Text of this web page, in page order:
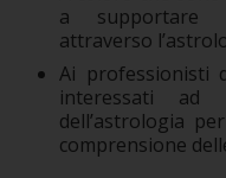
a supportare
attraverso
Ai professionisti
interessati ad
dell’astrologia
comprensione